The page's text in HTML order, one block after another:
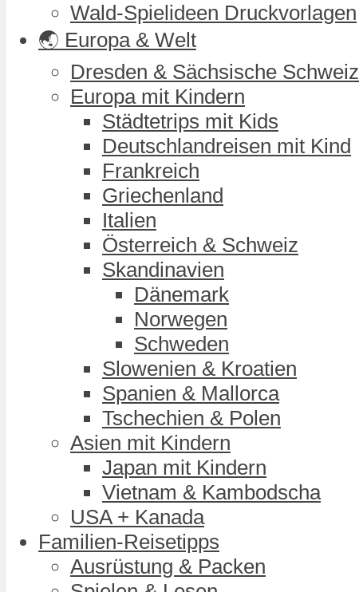
Wald-Spielideen Druckvorlagen
🌏 Europa & Welt
Dresden & Sächsische Schweiz
Europa mit Kindern
Städtetrips mit Kids
Deutschlandreisen mit Kind
Frankreich
Griechenland
Italien
Österreich & Schweiz
Skandinavien
Dänemark
Norwegen
Schweden
Slowenien & Kroatien
Spanien & Mallorca
Tschechien & Polen
Asien mit Kindern
Japan mit Kindern
Vietnam & Kambodscha
USA + Kanada
Familien-Reisetipps
Ausrüstung & Packen